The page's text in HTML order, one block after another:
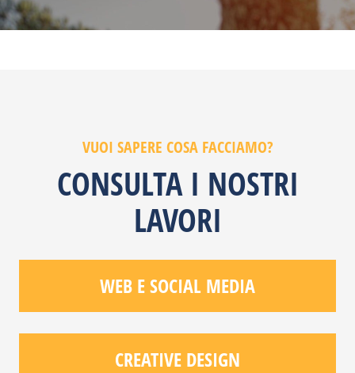
VUOI SAPERE COSA FACCIAMO?
CONSULTA I NOSTRI
LAVORI
WEB E SOCIAL MEDIA
CREATIVE DESIGN